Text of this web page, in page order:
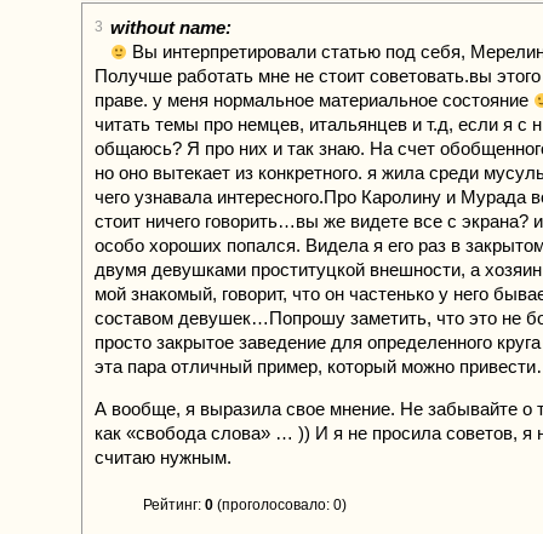
3 without name:
Вы интерпретировали статью под себя,
Получше работать мне не стоит советовать.вы
праве. у меня нормальное материальное состояние
читать темы про немцев, итальянцев и т.д, если я с
общаюсь? Я про них и так знаю. На счет
но оно вытекает из конкретного. я жила среди
чего узнавала интересного.Про Каролину и Мурада
стоит ничего говорить…вы же видете все с экрана?
особо хороших попался. Видела я его раз в
двумя девушками проституцкой внешности, а
мой знакомый, говорит, что он частенько у него
составом девушек…Попрошу заметить, что это не
просто закрытое заведение для определенного
эта пара отличный пример, который можно
А вообще, я выразила свое мнение. Не забывайте о
как «свобода слова» … )) И я не просила советов, я
считаю нужным.
Рейтинг: 0 (проголосовало: 0)